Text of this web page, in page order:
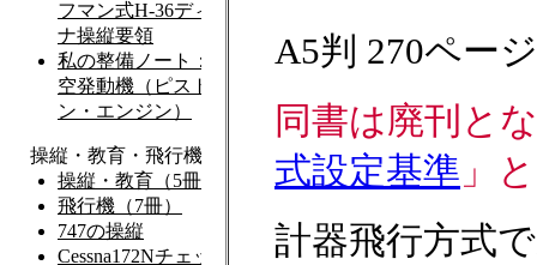
A5判 270ページ
同書は廃刊と
式設定基準 」
計器飛行方式